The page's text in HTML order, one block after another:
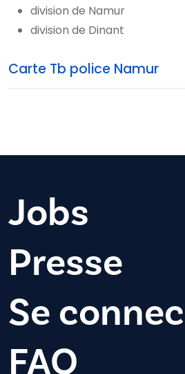
division de Namur
division de Dinant
Carte Tb police Namur
Jobs
Presse
Se
FAQ